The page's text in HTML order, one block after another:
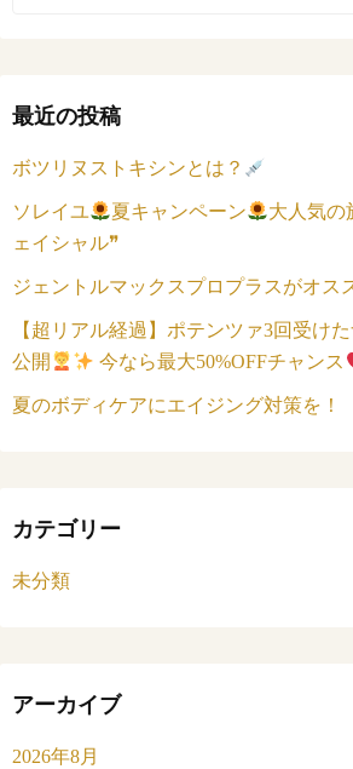
最近の投稿
ボツリヌストキシンとは？
ソレイユ 夏キャンペーン
大人気
ェイシャル❞
ジェントルマックスプロプラスがオス
【超リアル経過】ポテンツァ3回受け
公開
今なら最大50%OFFチャンス
夏のボディケアにエイジング対策を！
カテゴリー
未分類
アーカイブ
2026年8月